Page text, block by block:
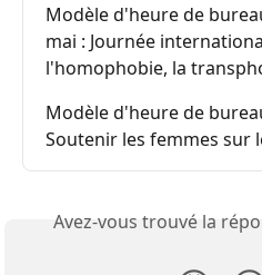
Modèle d'heure de
mai : Journée
l'homophobie, la
Modèle d'heure de
Soutenir les femmes sur
Avez-vous trouvé la